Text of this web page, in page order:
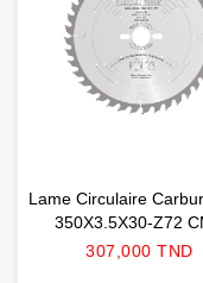
Lame Circulaire
350X3.5X30-Z72
Prix
307,000 TND